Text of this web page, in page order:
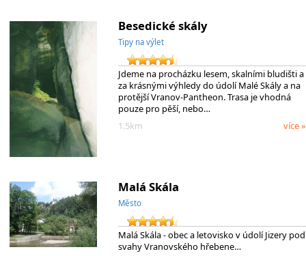
Besedické skály
Tipy na výlet
Jdeme na procházku lesem, skalními bludišti a
za krásnými výhledy do údolí Malé Skály a na
protější Vranov-Pantheon. Trasa je vhodná
pouze pro pěší, nebo…
1.5km
více »
Malá Skála
Město
Malá Skála - obec a letovisko v údolí Jizery pod
svahy Vranovského hřebene…